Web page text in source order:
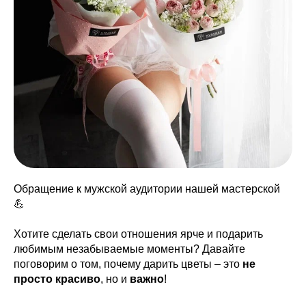
Обращение к мужской аудитории нашей мастерской
💪
Хотите сделать свои отношения ярче и подарить
любимым незабываемые моменты? Давайте
поговорим о том, почему дарить цветы – это не
просто красиво, но и важно!